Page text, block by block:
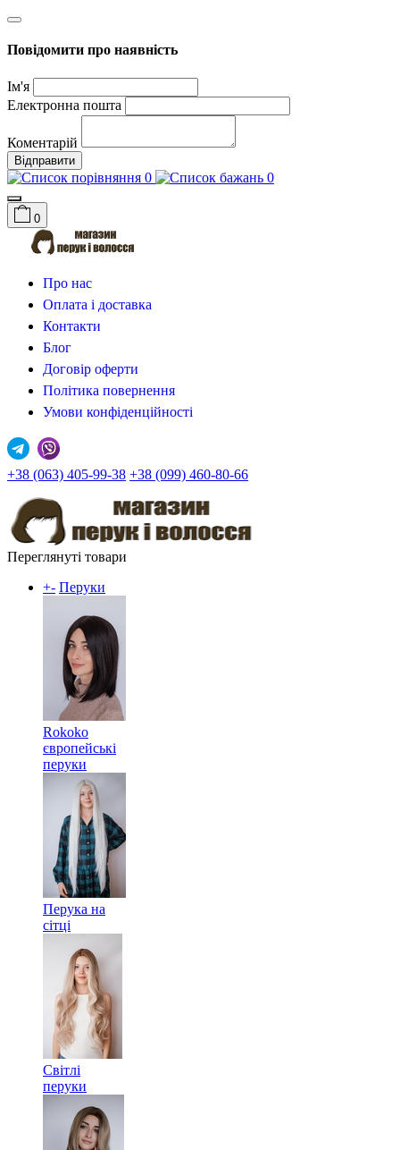
Повідомити про наявність
Ім'я
Електронна пошта
Коментарій
Відправити
0 0
0
Про нас
Оплата і доставка
Контакти
Блог
Договір оферти
Політика повернення
Умови конфіденційності
+38 (063) 405-99-38 +38 (099) 460-80-66
Переглянуті товари
+- Перуки
Rokoko
європейські
перуки
Перука на
сітці
Світлі
перуки